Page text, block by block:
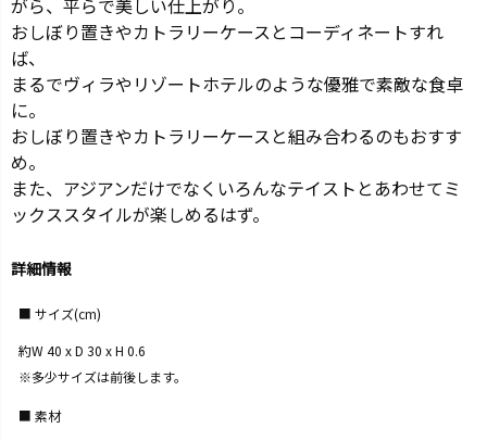
がら、平らで美しい仕上がり。
おしぼり置きやカトラリーケースとコーディネートすれ
ば、
まるでヴィラやリゾートホテルのような優雅で素敵な食卓
に。
おしぼり置きやカトラリーケースと組み合わるのもおすす
め。
また、アジアンだけでなくいろんなテイストとあわせてミ
ックススタイルが楽しめるはず。
詳細情報
サイズ(cm)
約W 40 x D 30 x H 0.6
※多少サイズは前後します。
素材